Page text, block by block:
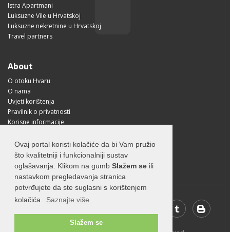
Ovaj portal koristi kolačiće da bi Vam pružio
što kvalitetniji i funkcionalniji sustav
oglašavanja. Klikom na gumb Slažem se ili
nastavkom pregledavanja stranica
potvrđujete da ste suglasni s korištenjem
kolačića.
Saznajte više
Slažem se
Istra Apartmani
Luksuzne Vile u Hrvatskoj
Luksuzne nekretnine u Hrvatskoj
Travel partners
About
O otoku Hvaru
O nama
Uvjeti korištenja
Pravilnik o privatnosti
Korisne informacije
Free Mobile App
Visit Croatia